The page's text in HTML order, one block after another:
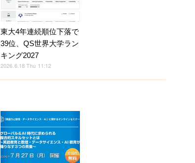
東大4年連続順位下落で
39位、QS世界大学ラン
キング2027
2026.6.18 Thu 11:12